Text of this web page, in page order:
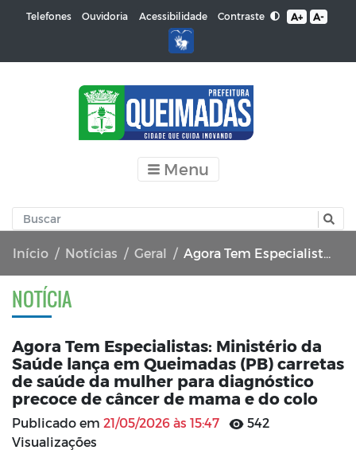
Telefones Ouvidoria Acessibilidade Contraste A+ A-
Menu
Início Notícias Geral Agora Tem Especialistas: Ministério da Saúde lança em Queimadas (PB) carretas de saúde da mulher para diagnóstico precoce de câncer de mama e do colo
NOTÍCIA
Agora Tem Especialistas: Ministério da
Saúde lança em Queimadas (PB) carretas
de saúde da mulher para diagnóstico
precoce de câncer de mama e do colo
Publicado em 21/05/2026 às 15:47
542
Visualizações